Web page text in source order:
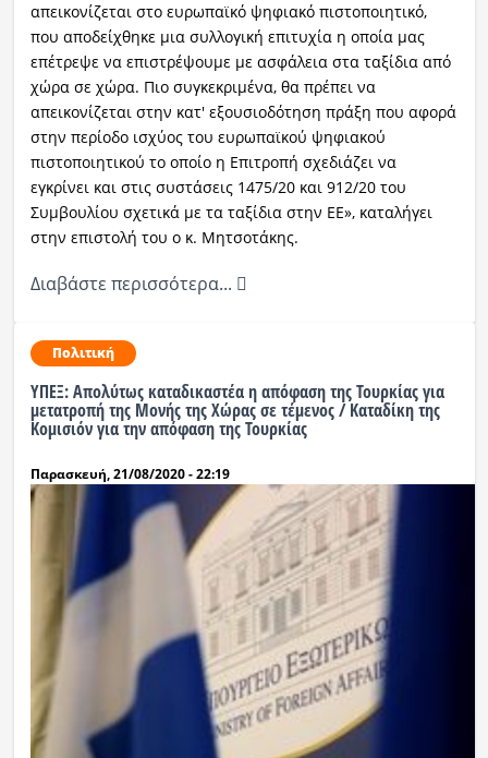
απεικονίζεται στο ευρωπαϊκό ψηφιακό πιστοποιητικό,
που αποδείχθηκε μια συλλογική επιτυχία η οποία μας
επέτρεψε να επιστρέψουμε με ασφάλεια στα ταξίδια από
χώρα σε χώρα. Πιο συγκεκριμένα, θα πρέπει να
απεικονίζεται στην κατ' εξουσιοδότηση πράξη που αφορά
στην περίοδο ισχύος του ευρωπαϊκού ψηφιακού
πιστοποιητικού το οποίο η Επιτροπή σχεδιάζει να
εγκρίνει και στις συστάσεις 1475/20 και 912/20 του
Συμβουλίου σχετικά με τα ταξίδια στην ΕΕ», καταλήγει
στην επιστολή του ο κ. Μητσοτάκης.
Διαβάστε περισσότερα...
Πολιτική
ΥΠΕΞ: Απολύτως καταδικαστέα η απόφαση της Τουρκίας για
μετατροπή της Μονής της Χώρας σε τέμενος / Καταδίκη της
Κομισιόν για την απόφαση της Τουρκίας
Παρασκευή, 21/08/2020 - 22:19